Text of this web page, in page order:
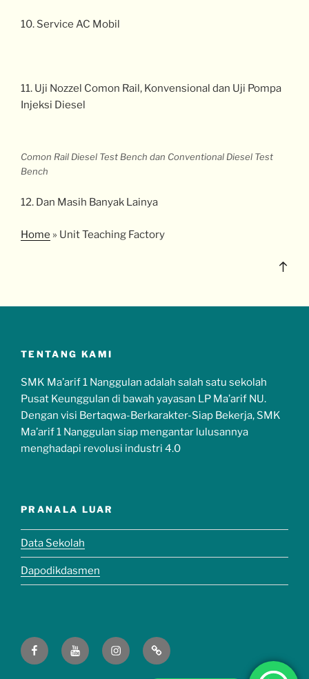
10. Service AC Mobil
11. Uji Nozzel Comon Rail, Konvensional dan Uji Pompa
Injeksi Diesel
Comon Rail Diesel Test Bench dan Conventional Diesel Test
Bench
12. Dan Masih Banyak Lainya
Home » Unit Teaching Factory
TENTANG KAMI
SMK Ma’arif 1 Nanggulan adalah salah satu sekolah
Pusat Keunggulan di bawah yayasan LP Ma’arif NU.
Dengan visi Bertaqwa-Berkarakter-Siap Bekerja, SMK
Ma’arif 1 Nanggulan siap mengantar lulusannya
menghadapi revolusi industri 4.0
PRANALA LUAR
Data Sekolah
Dapodikdasmen